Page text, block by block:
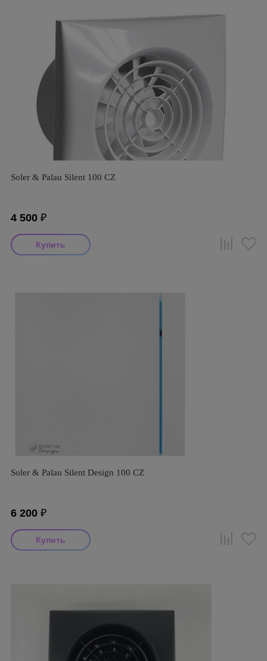
Soler & Palau Silent 100 CZ
4 500 ₽
Soler & Palau Silent Design 100 CZ
6 200 ₽